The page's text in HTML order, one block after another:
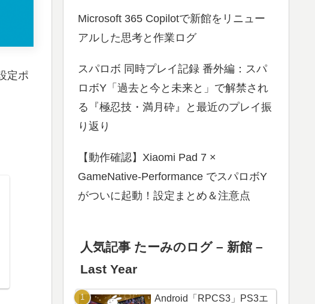
定ポ
Microsoft 365 Copilotで新館をリニュー
アルした思考と作業ログ
スパロボ 同時プレイ記録 番外編：スパ
ロボY「過去と今と未来と」で解禁され
る『極忍技・満月砕』と最近のプレイ振
り返り
【動作確認】Xiaomi Pad 7 ×
GameNative-Performance でスパロボY
がついに起動！設定まとめ＆注意点
人気記事 たーみのログ – 新館 –
Last Year
Android「RPCS3」PS3エ